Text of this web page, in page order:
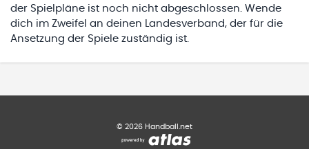
der Spielpläne ist noch nicht abgeschlossen. Wende
dich im Zweifel an deinen Landesverband, der für die
Ansetzung der Spiele zuständig ist.
© 2026 Handball.net